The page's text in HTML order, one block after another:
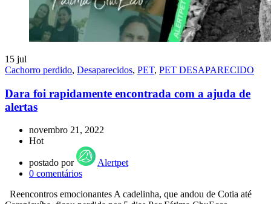
15 jul
Cachorro perdido, Desaparecidos, PET, PET DESAPARECIDO
Dara foi rapidamente encontrada com a ajuda de
alertas
novembro 21, 2022
Hot
postado por
Alertpet
0 comentários
Reencontros emocionantes A cadelinha, que andou de Cotia até